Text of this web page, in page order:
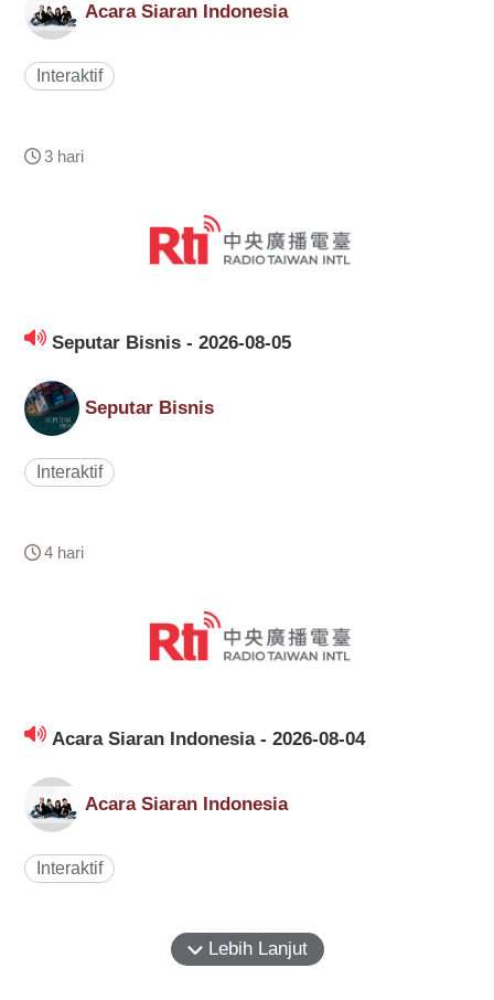
Acara Siaran Indonesia
Interaktif
3 hari
Seputar Bisnis - 2026-08-05
Seputar Bisnis
Interaktif
4 hari
Acara Siaran Indonesia - 2026-08-04
Acara Siaran Indonesia
Interaktif
Lebih Lanjut